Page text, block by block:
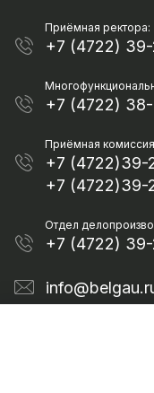
Приёмная ректора:
+7 (4722) 39-
+7 (4722)
Приёмная
+7 (4722)39-
+7 (4722)39-
Отдел
+7 (4722)